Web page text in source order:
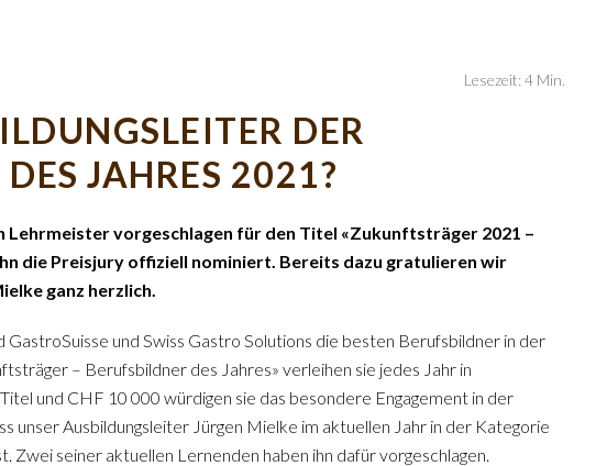
Lesezeit: 4 Min.
DER
JAHRES 2021?
Lehrmeister vorgeschlagen für den Titel «Zukunftsträger 2021 –
die Preisjury offiziell nominiert. Bereits dazu gratulieren wir
ganz herzlich.
und Swiss Gastro Solutions die besten Berufsbildner in der
– Berufsbildner des Jahres» verleihen sie jedes Jahr in
und CHF 10 000 würdigen sie das besondere Engagement in der
unser Ausbildungsleiter Jürgen Mielke im aktuellen Jahr in der Kategorie
seiner aktuellen Lernenden haben ihn dafür vorgeschlagen.